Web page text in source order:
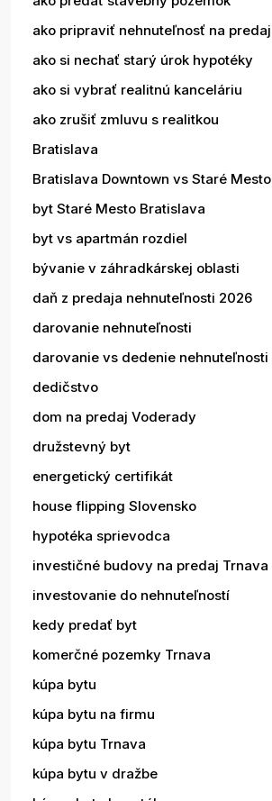
ako pripraviť nehnuteľnosť na predaj
ako si nechať starý úrok hypotéky
ako si vybrať realitnú kanceláriu
ako zrušiť zmluvu s realitkou
Bratislava
Bratislava Downtown vs Staré Mesto
byt Staré Mesto Bratislava
byt vs apartmán rozdiel
bývanie v záhradkárskej oblasti
daň z predaja nehnuteľnosti 2026
darovanie nehnuteľnosti
darovanie vs dedenie nehnuteľnosti
dedičstvo
dom na predaj Voderady
družstevný byt
energetický certifikát
house flipping Slovensko
hypotéka sprievodca
investičné budovy na predaj Trnava
investovanie do nehnuteľností
kedy predať byt
komerčné pozemky Trnava
kúpa bytu
kúpa bytu na firmu
kúpa bytu Trnava
kúpa bytu v dražbe